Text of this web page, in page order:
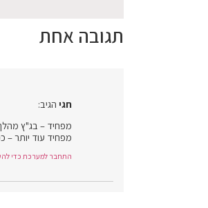
תגובה אחת
חגי הגיב:
מפחיד – בג"ץ
מפחיד עוד יותר
התחבר למערכת כדי